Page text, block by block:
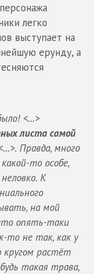
легко
выступает на
ерунду, а
<...>
листа самой
Правда, много
то особе,
К
на мой
опять-таки
то не так, как у
кругом растёт
такая трава,